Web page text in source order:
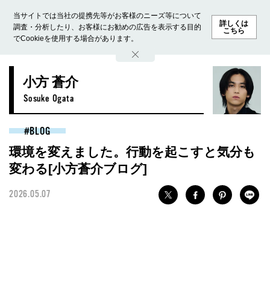
当サイトでは当社の提携先等がお客様のニーズ等について
調査・分析したり、お客様にお勧めの広告を表示する目的
でCookieを使用する場合があります。
詳しくは
こちら
ホーム モデル募集 ランキング ファッション ビューテ
小方 蒼介
Sosuke Ogata
BLOG
環境を変えました。行動を起こすと気分も
変わる[小方蒼介ブログ]
2026.05.07